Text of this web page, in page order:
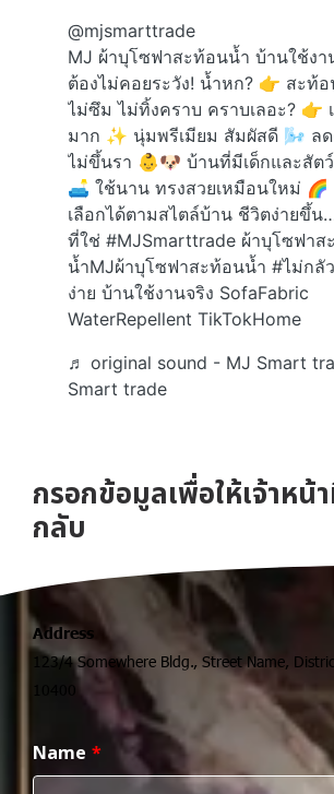
@mjsmarttrade
MJ ผ้าบุโซฟาสะท้อนน้ำ บ้านใช้งา
ต้องไม่คอยระวัง! น้ำหก? 👉 สะท้
ไม่ซึม ไม่ทิ้งคราบ คราบเลอะ? 👉
มาก ✨ นุ่มพรีเมียม สัมผัสดี 🌬️ ล
ไม่ขึ้นรา 👶🐶 บ้านที่มีเด็กและสัตว์
🛋️ ใช้นาน ทรงสวยเหมือนใหม่ 🌈
เลือกได้ตามสไตล์บ้าน ชีวิตง่ายขึ้น
ที่ใช่ #MJSmarttradeผ้าบุโซฟาส
น้ำMJผ้าบุโซฟาสะท้อนน้ำ #ไม่กลั
ง่าย บ้านใช้งานจริง SofaFabric
WaterRepellent TikTokHome
♬ original sound - MJ Smart
Smart trade
กรอกข้อมูลเพื่อให้เจ้าหน้
กลับ
Address
123/4 Somewhere Bldg., Street Name,
10400
Name